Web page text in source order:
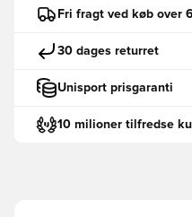
Fri fragt ved køb over
30 dages returret
Unisport prisgaranti
10 milioner tilfredse